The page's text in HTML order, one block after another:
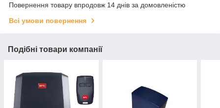
Повернення товару впродовж 14 днів за домовленістю
Всі умови повернення
Подібні товари компанії